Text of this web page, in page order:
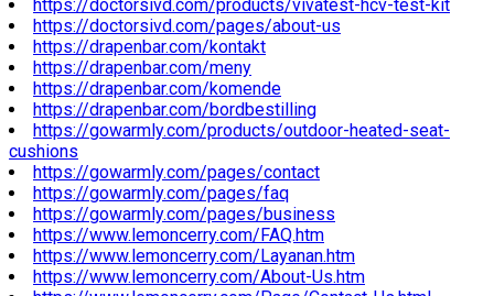
https://doctorsivd.com/products/vivatest-hcv-test-kit
https://doctorsivd.com/pages/about-us
https://drapenbar.com/kontakt
https://drapenbar.com/meny
https://drapenbar.com/komende
https://drapenbar.com/bordbestilling
https://gowarmly.com/products/outdoor-heated-seat-
cushions
https://gowarmly.com/pages/contact
https://gowarmly.com/pages/faq
https://gowarmly.com/pages/business
https://www.lemoncerry.com/FAQ.htm
https://www.lemoncerry.com/Layanan.htm
https://www.lemoncerry.com/About-Us.htm